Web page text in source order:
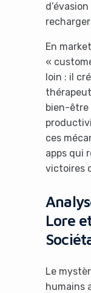
En
«
loin : il
bien-être
ces
apps qui
victoires
Lore
Le
humains